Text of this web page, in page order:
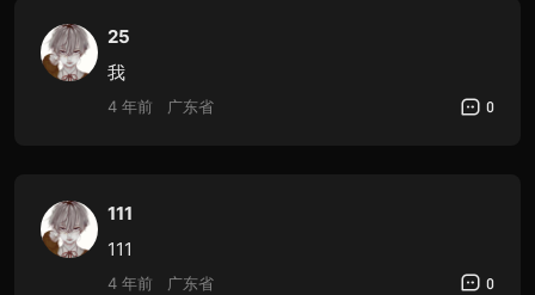
25
我
4 年前 广东省 0
111
111
4 年前 广东省 0